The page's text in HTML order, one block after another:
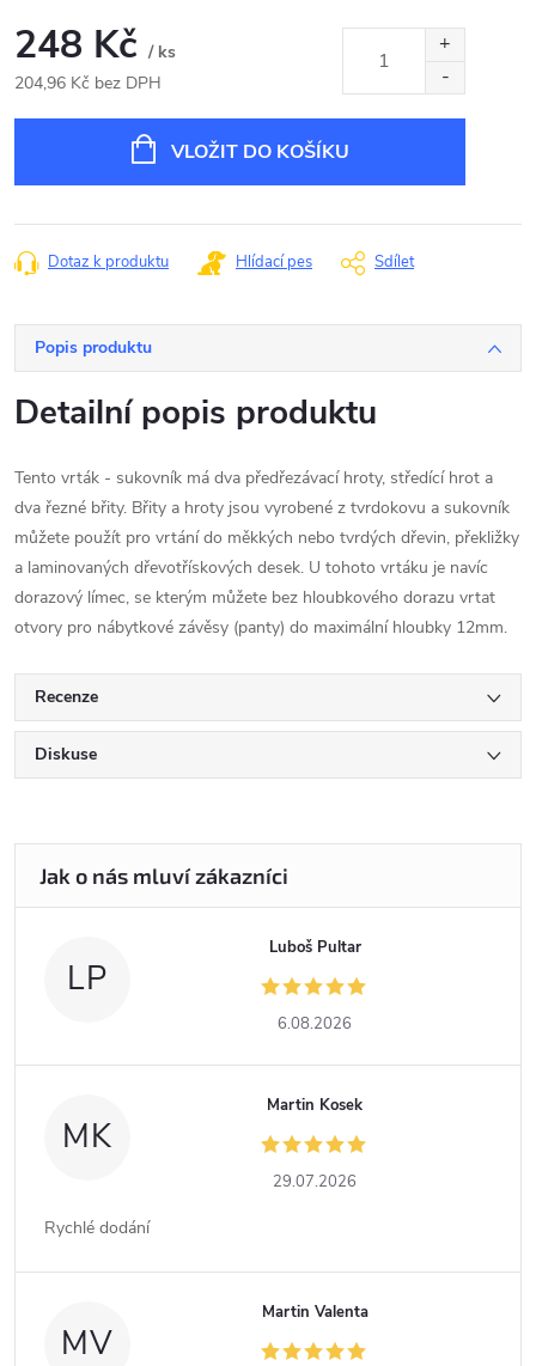
248 Kč / ks
204,96 Kč bez DPH
VLOŽIT DO KOŠÍKU
Dotaz k produktu Hlídací pes Sdílet
Popis produktu
Detailní popis produktu
Tento vrták - sukovník má dva předřezávací hroty, středící hrot a
dva řezné břity. Břity a hroty jsou vyrobené z tvrdokovu a sukovník
můžete použít pro vrtání do měkkých nebo tvrdých dřevin, překližky
a laminovaných dřevotřískových desek. U tohoto vrtáku je navíc
dorazový límec, se kterým můžete bez hloubkového dorazu vrtat
otvory pro nábytkové závěsy (panty) do maximální hloubky 12mm.
Recenze
Diskuse
LP
Luboš Pultar
6.08.2026
MK
Martin Kosek
29.07.2026
Rychlé dodání
MV
Martin Valenta